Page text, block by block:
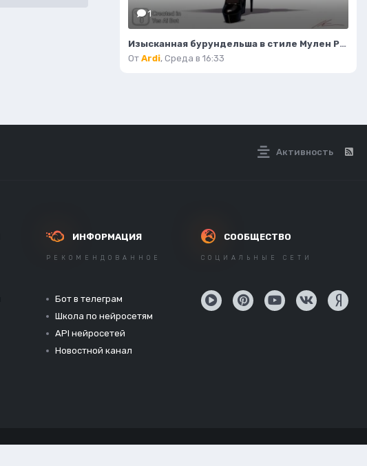
1
Изысканная бурундельша в стиле Мулен Руж: завораживающая мода и красота. Генерация из нейронной сети Flux 1
От Ardi, Среда в 16:33
Активность
ИНФОРМАЦИЯ
РЕКОМЕНДОВАННОЕ
Бот в телеграм
Школа по нейросетям
API нейросетей
Новостной канал
СООБЩЕСТВО
СОЦИАЛЬНЫЕ СЕТИ